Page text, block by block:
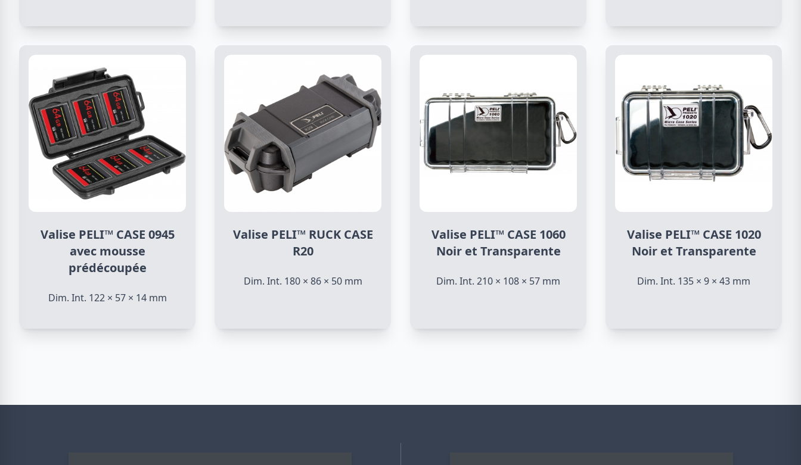
Valise PELI™ CASE 0945
avec mousse
prédécoupée
Dim. Int. 122 × 57 × 14 mm
Valise PELI™ RUCK CASE
R20
Dim. Int. 180 × 86 × 50 mm
Valise PELI™ CASE 1060
Noir et Transparente
Dim. Int. 210 × 108 × 57 mm
Valise PELI™ CASE 1020
Noir et Transparente
Dim. Int. 135 × 9 × 43 mm